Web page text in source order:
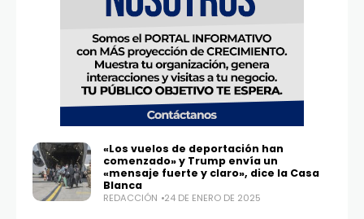
«Los vuelos de deportación han
comenzado» y Trump envía un
«mensaje fuerte y claro», dice la Casa
Blanca
REDACCIÓN 24 DE ENERO DE 2025